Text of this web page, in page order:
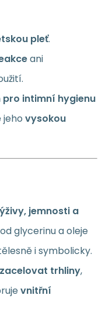
pleť.
ani
intimní hygienu
jeho vysokou
jemnosti a
glycerinu a oleje
i symbolicky.
zacelovat trhliny,
vnitřní